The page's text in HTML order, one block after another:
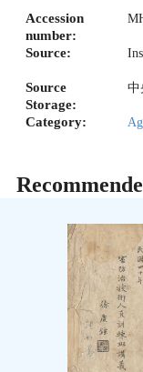
Accession
number:
Source:
Source
Storage:
中
Category: